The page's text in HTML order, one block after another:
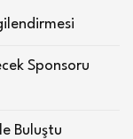
Sponsoru
Buluştu